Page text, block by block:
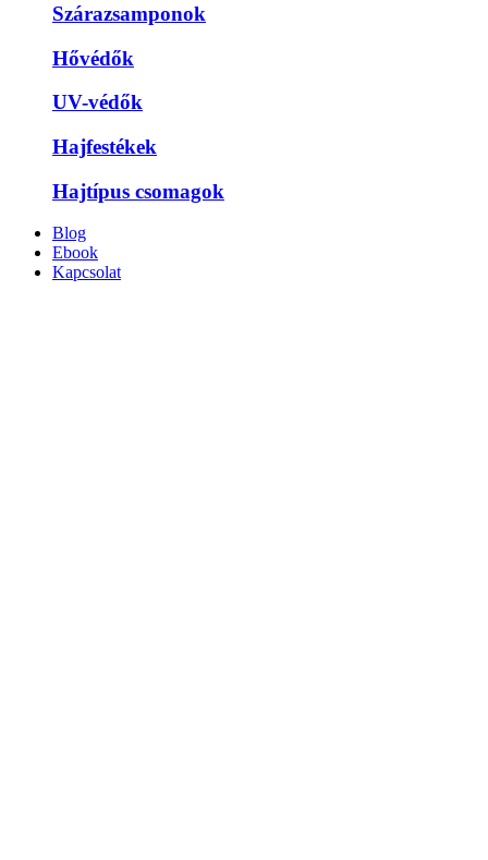
Szárazsamponok
Hővédők
UV-védők
Hajfestékek
Hajtípus csomagok
Blog
Ebook
Kapcsolat